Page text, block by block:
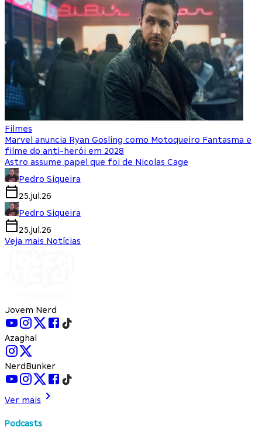
Filmes
Marvel anuncia Ryan Gosling como Motoqueiro Fantasma e
filme do anti-herói em 2028
Astro assume papel que foi de Nicolas Cage
Pedro Siqueira
25.jul.26
Pedro Siqueira
25.jul.26
Veja mais Notícias
Jovem Nerd
Azaghal
NerdBunker
Ver mais
Podcasts